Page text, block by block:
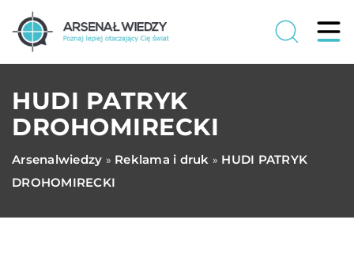
HUDI PATRYK
DROHOMIRECKI
Arsenalwiedzy » Reklama i druk » HUDI PATRYK
DROHOMIRECKI